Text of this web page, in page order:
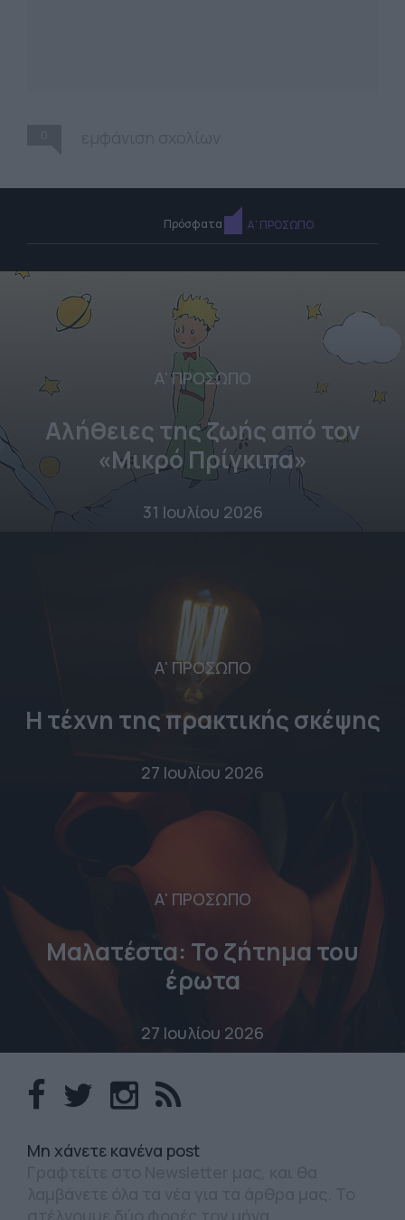
Πρόσφατα Α' ΠΡΟΣΩΠΟ
Α' ΠΡΟΣΩΠΟ
Αλήθειες της ζωής από τον
«Μικρό Πρίγκιπα»
31 Ιουλίου 2026
Α' ΠΡΟΣΩΠΟ
Η τέχνη της πρακτικής σκέψης
27 Ιουλίου 2026
Α' ΠΡΟΣΩΠΟ
Μαλατέστα: Το ζήτημα του
έρωτα
27 Ιουλίου 2026
Mη χάνετε κανένα post